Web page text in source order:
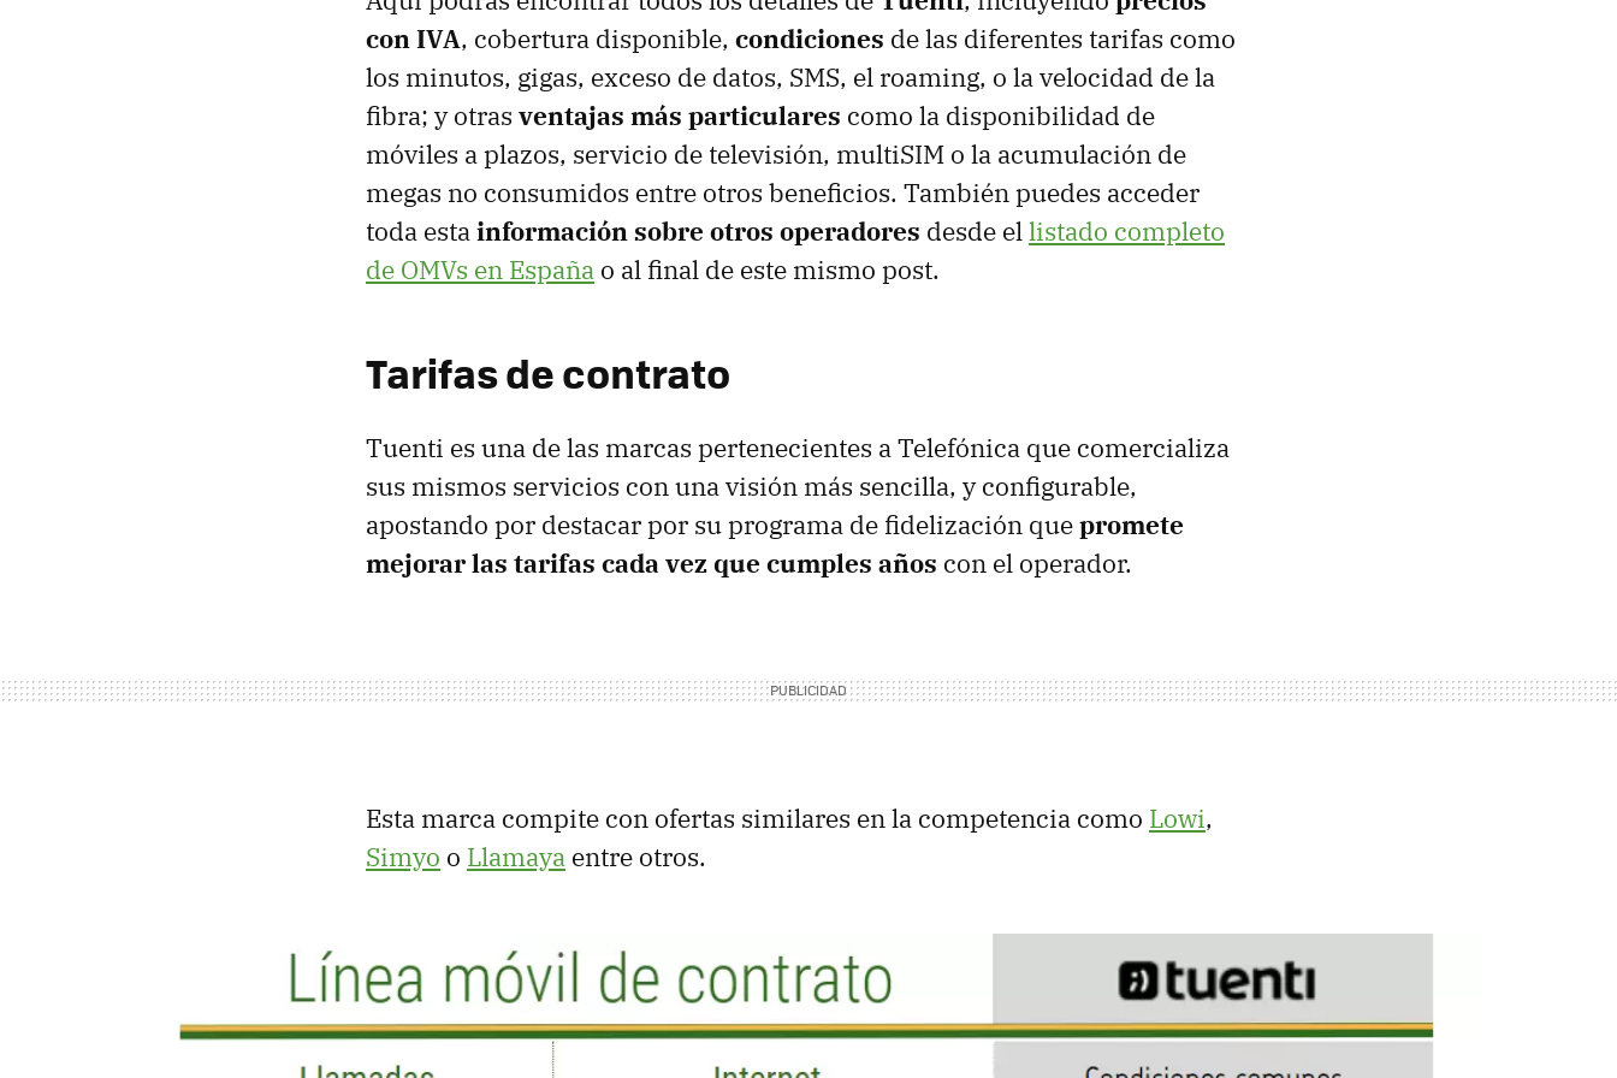
con IVA, cobertura disponible, condiciones de las diferentes tarifas como
los minutos, gigas, exceso de datos, SMS, el roaming, o la velocidad de la
fibra; y otras ventajas más particulares como la disponibilidad de
móviles a plazos, servicio de televisión, multiSIM o la acumulación de
megas no consumidos entre otros beneficios. También puedes acceder
toda estainformación sobre otros operadores desde ellistado completo
de OMVs en España o al final de este mismo post.
Tarifas de contrato
Tuenti es una de las marcas pertenecientes a Telefónica que comercializa
sus mismos servicios con una visión más sencilla, y configurable,
apostando por destacar por su programa de fidelización quepromete
mejorar las tarifas cada vez que cumples años con el operador.
Esta marca compite con ofertas similares en la competencia como Lowi,
Simyo o Llamaya entre otros.